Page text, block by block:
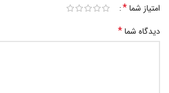
امتیاز شما*
دیدگاه شما*